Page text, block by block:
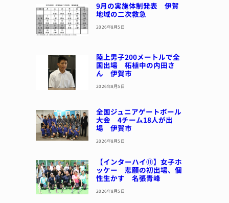
9月の実施体制発表 伊賀
地域の二次救急
2026年8月5日
陸上男子200メートルで全
国出場 柘植中の内田さ
ん 伊賀市
2026年8月5日
全国ジュニアゲートボール
大会 4チーム18人が出
場 伊賀市
2026年8月5日
【インターハイ⑪】女子ホ
ッケー 悲願の初出場、個
性生かす 名張青峰
2026年8月5日